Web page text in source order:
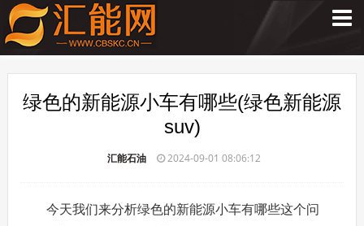
绿色的新能源小车有哪些(绿色新能源
suv)
汇能石油 2024-09-01 08:06:12
今天我们来分析绿色的新能源小车有哪些这个问